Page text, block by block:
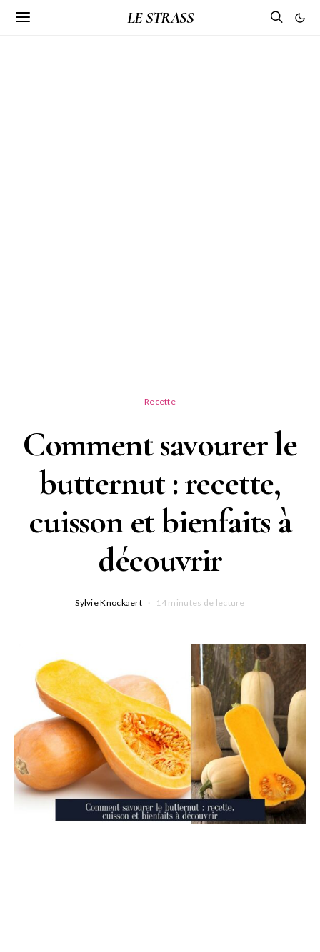
LE STRASS
Recette
Comment savourer le
butternut : recette,
cuisson et bienfaits à
découvrir
Sylvie Knockaert 14 minutes de lecture